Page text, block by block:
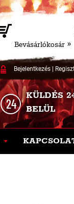
Bevásárlókosár »
Bejelentkezés|
KÜLDÉS
BELÜL